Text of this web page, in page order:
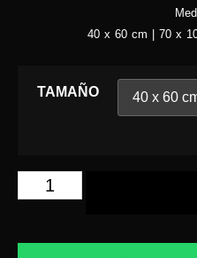
40 x 60 cm | 70 x
TAMAÑO